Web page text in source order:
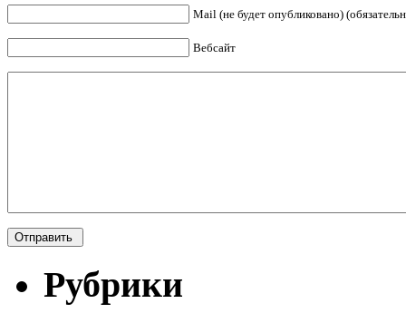
Mail (не будет опубликовано)
Вебсайт
Рубрики